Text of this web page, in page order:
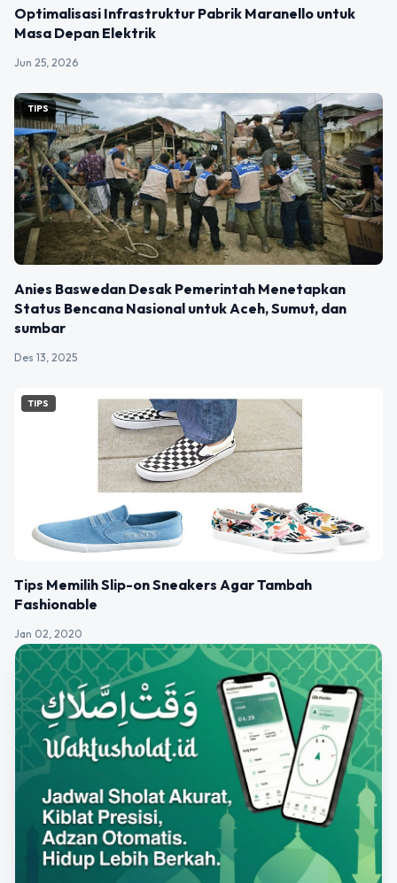
Optimalisasi Infrastruktur Pabrik Maranello untuk
Masa Depan Elektrik
Jun 25, 2026
TIPS
Anies Baswedan Desak Pemerintah Menetapkan
Status Bencana Nasional untuk Aceh, Sumut, dan
sumbar
Des 13, 2025
TIPS
Tips Memilih Slip-on Sneakers Agar Tambah
Fashionable
Jan 02, 2020